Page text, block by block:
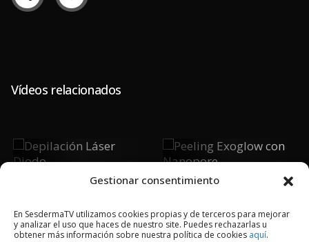
Gestionar consentimiento
En SesdermaTV utilizamos cookies propias y de terceros para mejorar
y analizar el uso que haces de nuestro site. Puedes rechazarlas u
obtener más información sobre nuestra política de cookies aquí.
Vídeos relacionados
Depilación
Peeling
Nanopore